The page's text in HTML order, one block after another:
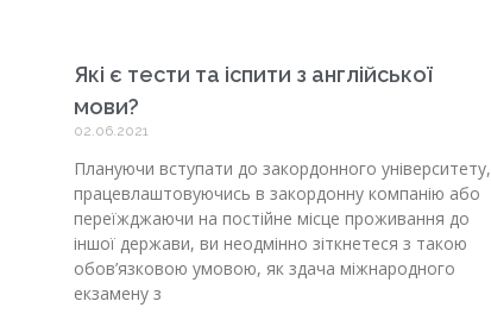
Які є тести та іспити з англійської
мови?
02.06.2021
Плануючи вступати до закордонного університету,
працевлаштовуючись в закордонну компанію або
переїжджаючи на постійне місце проживання до
іншої держави, ви неодмінно зіткнетеся з такою
обов’язковою умовою, як здача міжнародного
екзамену з